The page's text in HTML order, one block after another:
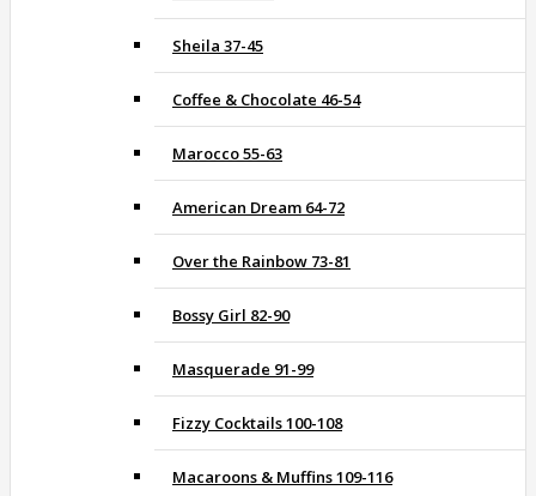
Sheila 37-45
Coffee & Chocolate 46-54
Marocco 55-63
American Dream 64-72
Over the Rainbow 73-81
Bossy Girl 82-90
Masquerade 91-99
Fizzy Cocktails 100-108
Macaroons & Muffins 109-116